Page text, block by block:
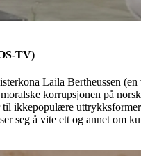
TV)
Laila Bertheussen
korrupsjonen på
ikkepopulære
seg å vite ett og annet om